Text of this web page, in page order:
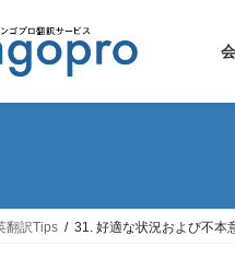
翻訳Tips 31. 好適な状況および不本